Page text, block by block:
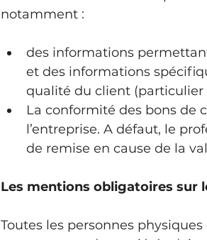
notamment :
des informations
et des informations
qualité du client (particulier
La conformité des bons de
l’entreprise. A défaut, le
de remise en cause de la
Les mentions obligatoires sur
Toutes les personnes